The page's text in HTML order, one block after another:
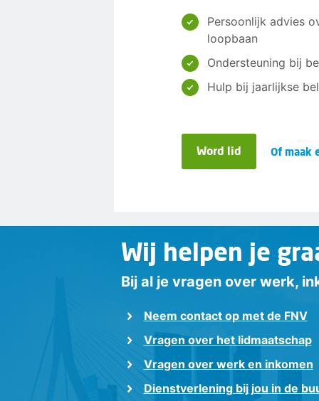
Persoonlijk advies
loopbaan
Ondersteuning bij
Hulp bij jaarlijkse
Word lid Of maak
Wij helpen je
Bij al je vragen over werk,
Neem contact op met de FNV
Vragen over het lidmaatschap
Vragen over werk en inkomen
Dienstverlening bij jou in de